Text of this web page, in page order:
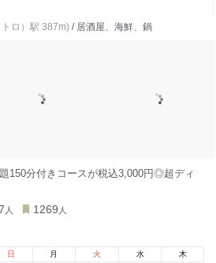
ロ）駅 387m) / 居酒屋、海鮮、鍋
150分付きコースが税込3,000円◎超ディ
人 1269 人
日 月 火 水 木